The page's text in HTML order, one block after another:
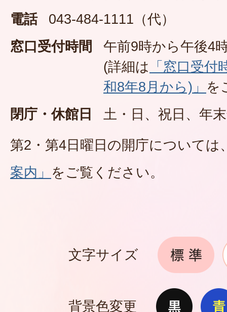
電話
043-484-1111（代）
窓口受付時間
午前9時から午後4
(詳細は 「窓口受
和8年8月から)」 を
閉庁・休館日
土・日、祝日、年
第2・第4日曜日の開庁については
案内」 をご覧ください。
文字サイズ
背景色変更